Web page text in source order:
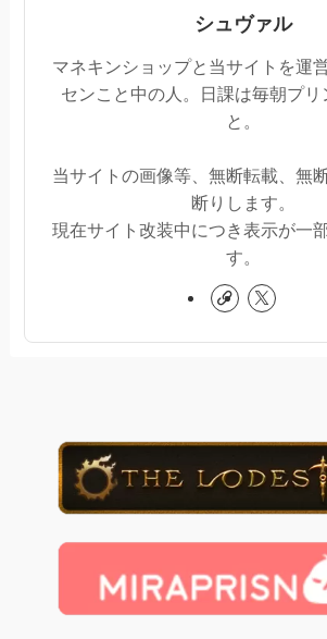
シュヴァル
マネキンショップと当サイトを運
センこと中の人。日課は毎朝プリ
と。
当サイトの画像等、無断転載、無
断りします。
現在サイト改装中につき表示が一
す。